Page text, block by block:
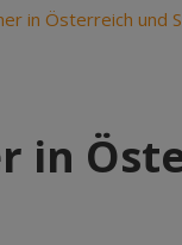
in Österreich und
in